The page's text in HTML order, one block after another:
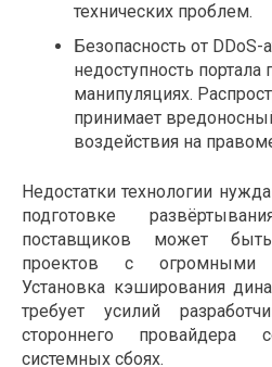
технических проблем.
Безопасность от DDoS-
недоступность
манипуляциях.
принимает
воздействия на
Недостатки технологии
подготовке
поставщиков может
проектов с огромными
Установка кэширования
требует усилий
стороннего провайдера
системных сбоях.